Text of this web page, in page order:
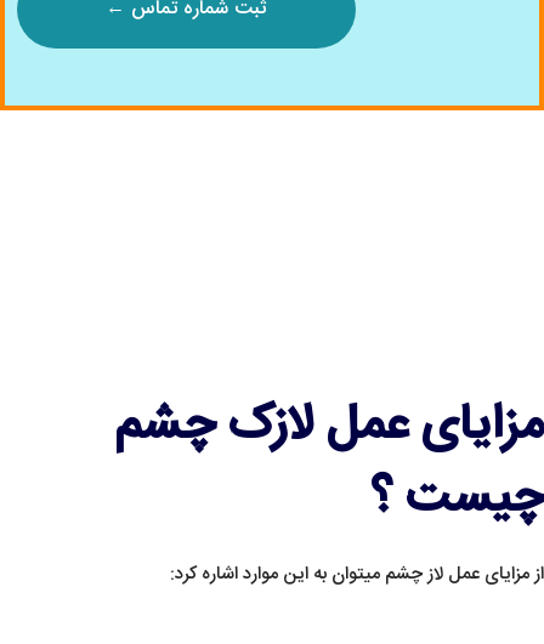
مزایای عمل لازک چشم
چیست ؟
از مزایای عمل لاز چشم میتوان به این موارد اشاره کرد: